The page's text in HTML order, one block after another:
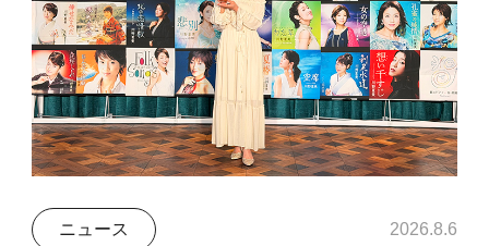
ニュース 2026.8.6